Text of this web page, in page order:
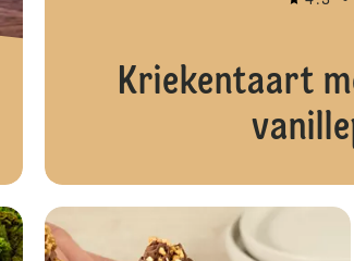
Kriekentaart
Berlijnse bollen met confituur/